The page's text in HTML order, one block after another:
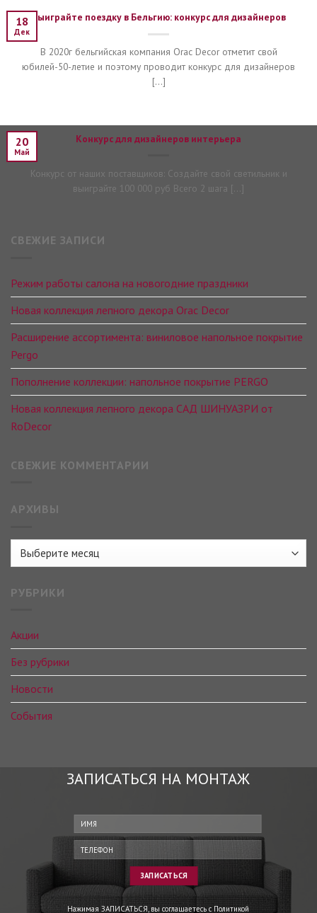
Выиграйте поездку в Бельгию: конкурс для дизайнеров
В 2020г бельгийская компания Orac Decor отметит свой
юбилей-50-летие и поэтому проводит конкурс для дизайнеров
[...]
18
Дек
Конкурс для дизайнеров интерьера
Конкурс от наших поставщиков: Создайте свой светильник и
выиграйте 100 000 руб Всего 2 шага [...]
20
Май
СВЕЖИЕ ЗАПИСИ
Режим работы салона на новогодние праздники
Новая коллекция лепного декора Orac Decor
Расширение ассортимента: виниловое напольное покрытие
Pergo
Пополнение коллекции: напольное покрытие PERGO
Новая коллекция лепного декора САД ШИНУАЗРИ от
RoDecor
СВЕЖИЕ КОММЕНТАРИИ
АРХИВЫ
Архивы
РУБРИКИ
Акции
Без рубрики
Новости
События
ЗАПИСАТЬСЯ НА МОНТАЖ
Нажимая ЗАПИСАТЬСЯ, вы соглашаетесь с Политикой